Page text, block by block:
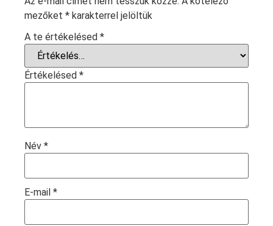
mezőket * karakterrel jelöltük
A te értékelésed *
Értékelésed *
Név *
E-mail *